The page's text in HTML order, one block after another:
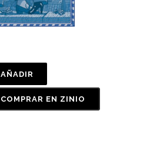
AÑADIR
COMPRAR EN ZINIO